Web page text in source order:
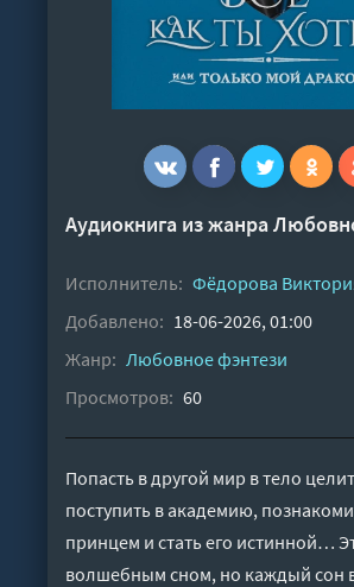
Аудиокнига из жанра
Исполнитель: Фёдорова
Добавлено: 18-06-2026, 01:00
Жанр: Любовное фэнтези
Просмотров: 60
Попасть в другой мир в тело
поступить в академию,
принцем и стать его истинной…
волшебным сном, но каждый сон